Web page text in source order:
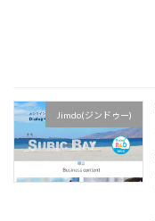
Jimdo(ジンドゥー)